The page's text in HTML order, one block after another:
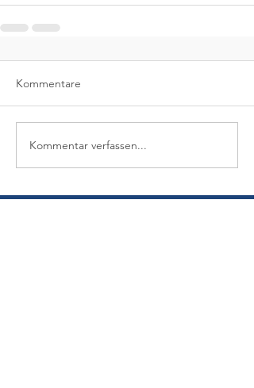
Kommentare
Kommentar verfassen...